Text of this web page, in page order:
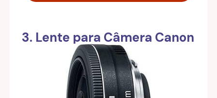
3. Lente para Câmera Canon